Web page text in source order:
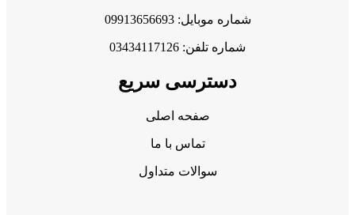
شماره موبایل: 09913656693
شماره تلفن: 03434117126
دسترسی سریع
صفحه اصلی
تماس با ما
سوالات متداول